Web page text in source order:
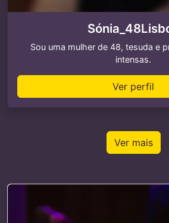
Sou uma mulher de 48, tesuda e
intensas.
Ver perfil
Ver mais